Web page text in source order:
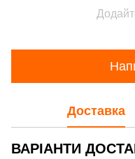
Доставка
ВАРІАНТИ